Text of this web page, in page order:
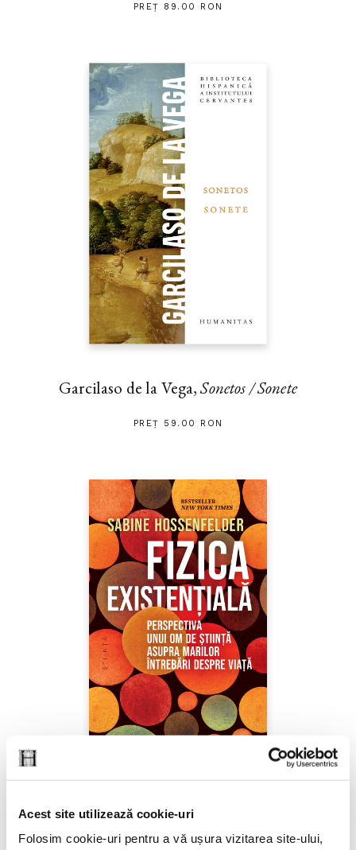
Acest site utilizează cookie-uri
Folosim cookie-uri pentru a vă ușura vizitarea site-ului,
PREȚ 89.00 RON
Garcilaso de la Vega,Sonetos / Sonete
PREȚ 59.00 RON
PREȚ 71.99 RON